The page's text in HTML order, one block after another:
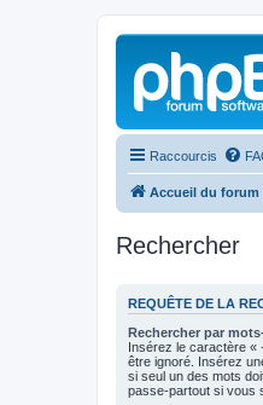
Raccourcis
Accueil du forum
Rechercher
REQUÊTE DE LA
Rechercher par
Insérez le caractère «
être ignoré. Insérez
si seul un des mots
passe-partout si vous